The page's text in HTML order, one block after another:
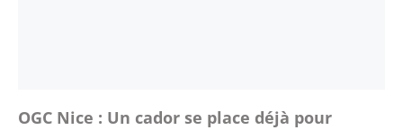
OGC Nice : Un cador se place déjà pour